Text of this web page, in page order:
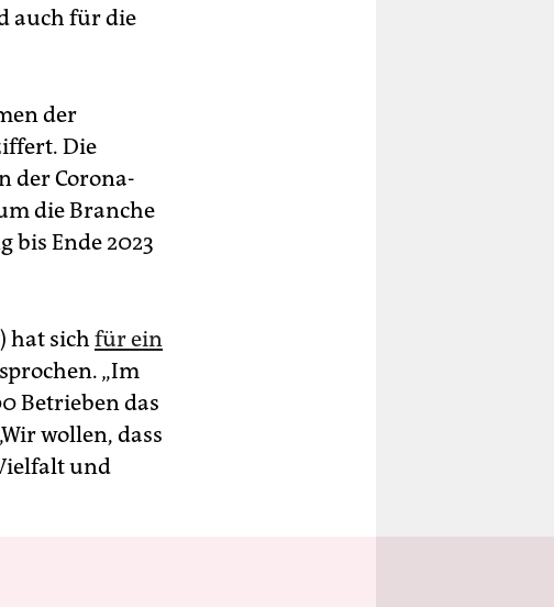
auch für die
der
Die
der Corona-
die Branche
bis Ende 2023
hat sich für ein
„Im
Betrieben das
wollen, dass
und